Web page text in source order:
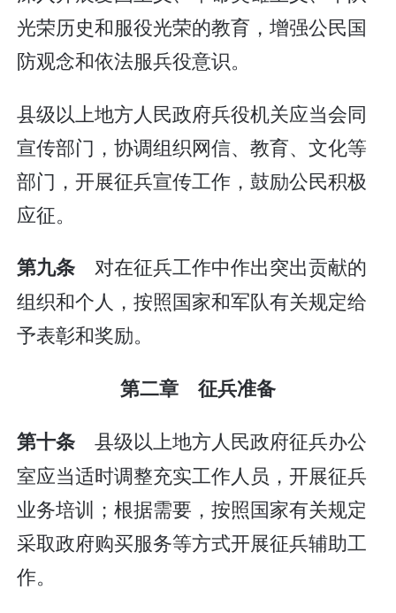
光荣历史和服役光荣的教育，增强公民国
防观念和依法服兵役意识。
县级以上地方人民政府兵役机关应当会同
宣传部门，协调组织网信、教育、文化等
部门，开展征兵宣传工作，鼓励公民积极
应征。
第九条 对在征兵工作中作出突出贡献的
组织和个人，按照国家和军队有关规定给
予表彰和奖励。
第二章 征兵准备
第十条 县级以上地方人民政府征兵办公
室应当适时调整充实工作人员，开展征兵
业务培训；根据需要，按照国家有关规定
采取政府购买服务等方式开展征兵辅助工
作。